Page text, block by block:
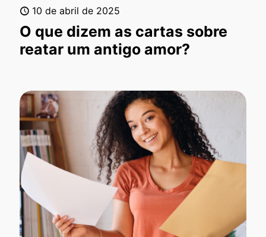
10 de abril de 2025
O que dizem as cartas sobre
reatar um antigo amor?